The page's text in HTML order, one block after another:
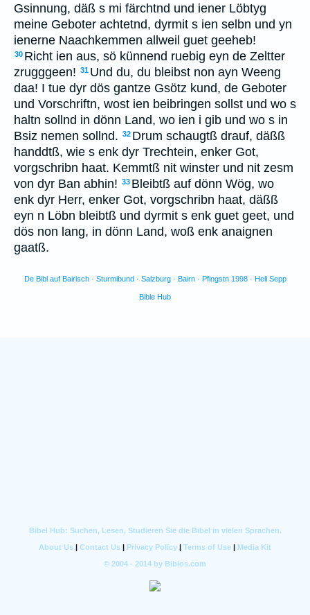
Gsinnung, däß s mi färchtnd und iener Löbtyg
meine Geboter achtetnd, dyrmit s ien selbn und yn
ienerne Naachkemmen allweil guet geeheb!
30 Richt ien aus, sö künnend ruebig eyn de Zeltter
zrugggeen! 31 Und du, du bleibst non ayn Weeng
daa! I tue dyr dös gantze Gsötz kund, de Geboter
und Vorschriftn, wost ien beibringen sollst und wo s
haltn sollnd in dönn Land, wo ien i gib und wo s in
Bsiz nemen sollnd. 32 Drum schaugtß drauf, däßß
handdtß, wie s enk dyr Trechtein, enker Got,
vorgschribn haat. Kemmtß nit winster und nit zesm
von dyr Ban abhin! 33 Bleibtß auf dönn Wög, wo
enk dyr Herr, enker Got, vorgschribn haat, däßß
eyn n Löbn bleibtß und dyrmit s enk guet geet, und
dös non lang, in dönn Land, woß enk anaignen
gaatß.
De Bibl auf Bairisch · Sturmibund · Salzburg · Bairn · Pfingstn 1998 · Hell Sepp
Bible Hub